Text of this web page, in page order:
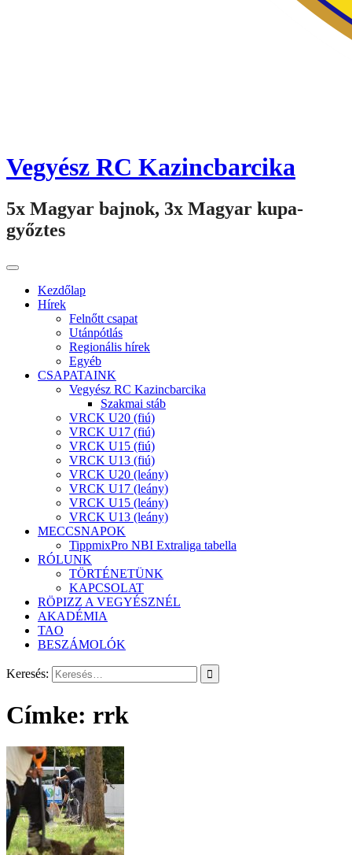
Vegyész RC Kazincbarcika
5x Magyar bajnok, 3x Magyar kupa-
győztes
Kezdőlap
Hírek
Felnőtt csapat
Utánpótlás
Regionális hírek
Egyéb
CSAPATAINK
Vegyész RC Kazincbarcika
Szakmai stáb
VRCK U20 (fiú)
VRCK U17 (fiú)
VRCK U15 (fiú)
VRCK U13 (fiú)
VRCK U20 (leány)
VRCK U17 (leány)
VRCK U15 (leány)
VRCK U13 (leány)
MECCSNAPOK
TippmixPro NBI Extraliga tabella
RÓLUNK
TÖRTÉNETÜNK
KAPCSOLAT
RÖPIZZ A VEGYÉSZNÉL
AKADÉMIA
TAO
BESZÁMOLÓK
Keresés:
Címke: rrk